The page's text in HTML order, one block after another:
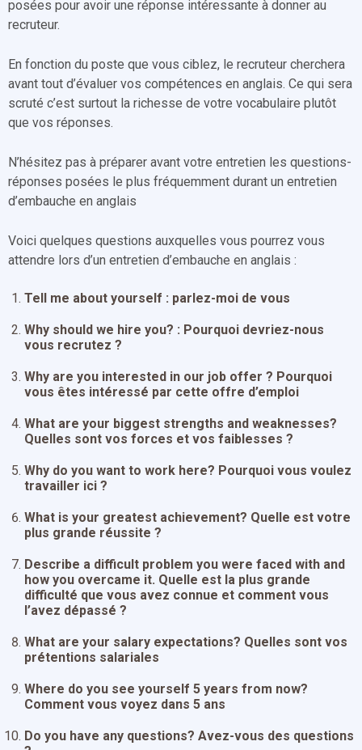
posées pour avoir une réponse intéressante à donner au
recruteur.
En fonction du poste que vous ciblez, le recruteur cherchera
avant tout d’évaluer vos compétences en anglais. Ce qui sera
scruté c’est surtout la richesse de votre vocabulaire plutôt
que vos réponses.
N’hésitez pas à préparer avant votre entretien les questions-
réponses posées le plus fréquemment durant un entretien
d’embauche en anglais
Voici quelques questions auxquelles vous pourrez vous
attendre lors d’un entretien d’embauche en anglais :
Tell me about yourself : parlez-moi de vous
Why should we hire you? : Pourquoi devriez-nous
vous recrutez ?
Why are you interested in our job offer ? Pourquoi
vous êtes intéressé par cette offre d’emploi
What are your biggest strengths and weaknesses?
Quelles sont vos forces et vos faiblesses ?
Why do you want to work here? Pourquoi vous voulez
travailler ici ?
What is your greatest achievement? Quelle est votre
plus grande réussite ?
Describe a difficult problem you were faced with and
how you overcame it. Quelle est la plus grande
difficulté que vous avez connue et comment vous
l’avez dépassé ?
What are your salary expectations? Quelles sont vos
prétentions salariales
Where do you see yourself 5 years from now?
Comment vous voyez dans 5 ans
Do you have any questions? Avez-vous des questions